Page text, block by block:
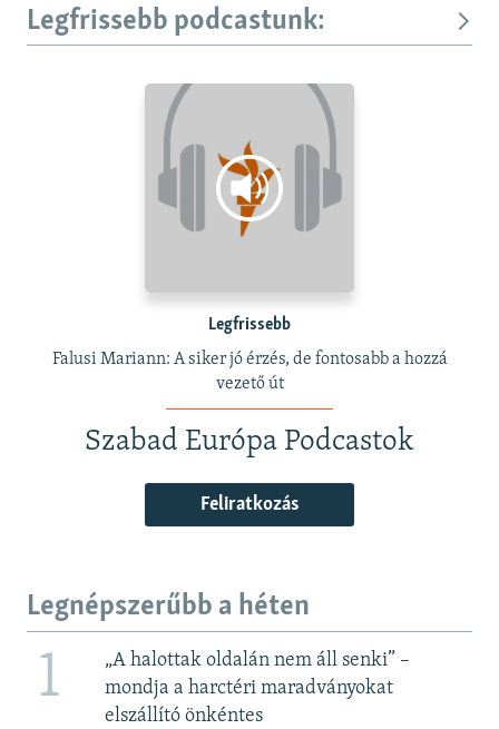
Legfrissebb podcastunk:
Legfrissebb
Falusi Mariann: A siker jó érzés, de fontosabb a hozzá
vezető út
Szabad Európa Podcastok
Feliratkozás
Legnépszerűbb a héten
1
„A halottak oldalán nem áll senki” –
mondja a harctéri maradványokat
elszállító önkéntes